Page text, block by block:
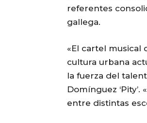
referentes
gallega.
«El cartel musical
cultura urbana
la fuerza del
Domínguez
entre distintas